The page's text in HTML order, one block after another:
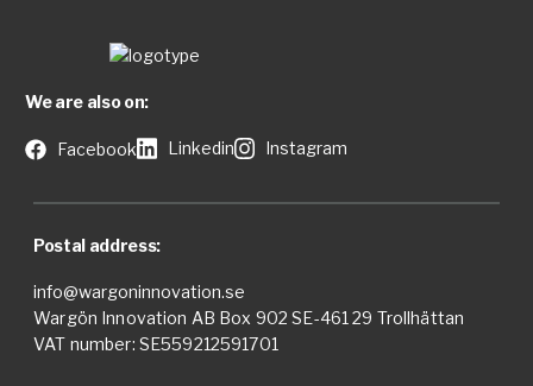
We are also on:
Facebook Linkedin Instagram
Postal address:
info@wargoninnovation.se
Wargön Innovation AB Box 902 SE-461 29 Trollhättan
VAT number: SE559212591701